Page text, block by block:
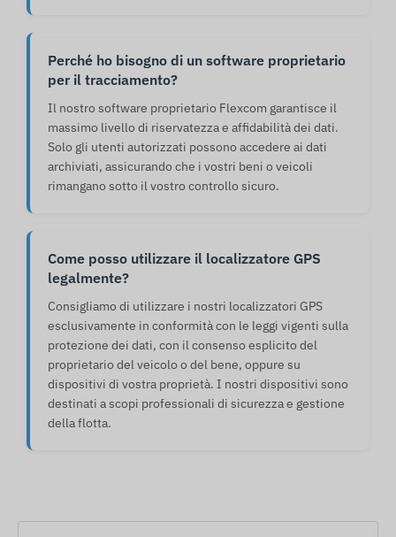
Perché ho bisogno di un software proprietario
per il tracciamento?
Il nostro software proprietario Flexcom garantisce il
massimo livello di riservatezza e affidabilità dei dati.
Solo gli utenti autorizzati possono accedere ai dati
archiviati, assicurando che i vostri beni o veicoli
rimangano sotto il vostro controllo sicuro.
Come posso utilizzare il localizzatore GPS
legalmente?
Consigliamo di utilizzare i nostri localizzatori GPS
esclusivamente in conformità con le leggi vigenti sulla
protezione dei dati, con il consenso esplicito del
proprietario del veicolo o del bene, oppure su
dispositivi di vostra proprietà. I nostri dispositivi sono
destinati a scopi professionali di sicurezza e gestione
della flotta.